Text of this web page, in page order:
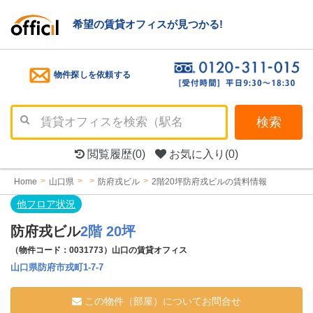
希望の賃貸オフィスが見つかる!
物件探しを依頼する
検索
閲覧履歴(0) お気に入り (0)
Home 山口県 防府戎ビル 2階20坪防府戎ビルの賃料情報
他フロア状況
防府戎ビル2階 20坪
（物件コード：0031773）山口の賃貸オフィス
山口県防府市戎町1-7-7
この物件（部屋）についてお問合せ